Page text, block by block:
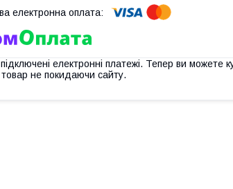
підключені електронні платежі. Тепер ви можете
не покидаючи сайту.